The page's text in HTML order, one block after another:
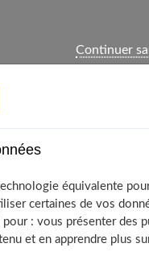
équivalente
certaines de vos
: vous présenter des
et en apprendre plus
Continuer